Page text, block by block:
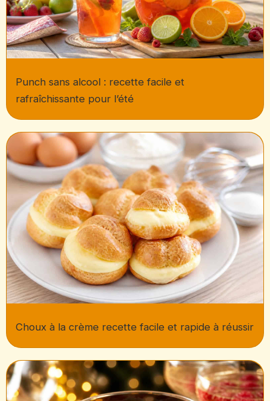
Punch sans alcool : recette facile et
rafraîchissante pour l’été
Choux à la crème recette facile et rapide à réussir